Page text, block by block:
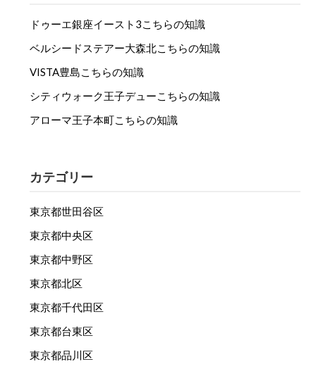
ドゥーエ銀座イースト3こちらの知識
ベルシードステアー大森北こちらの知識
VISTA豊島こちらの知識
シティウォーク王子デューこちらの知識
アローマ王子本町こちらの知識
カテゴリー
東京都世田谷区
東京都中央区
東京都中野区
東京都北区
東京都千代田区
東京都台東区
東京都品川区